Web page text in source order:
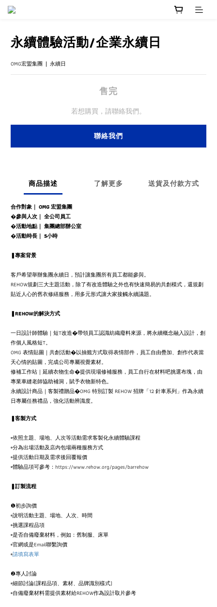
永續體驗活動/企業永續日
OMG宏盟集團 ❘ 永續日
售完
若想購買，請聯絡我們。
聯絡我們
商品描述 了解更多 送貨及付款方式
合作對象｜ OMG 宏盟集團
�參與人次｜ 全公司員工
�活動地點｜ 集團總部辦公室
�活動時長｜ 5小時
❚專案背景
客戶希望舉辦集團永續日，預計讓集團所有員工都能參與。
REHOW規劃三大主題活動，除了有改造體驗之外也有快速簡易的共創模式，還規劃
貼近人心的舊衣修繕服務，用多元形式讓大家接觸永續議題。
❚REHOW的解決方式
一日設計師體驗｜短T改造�帶領員工認識紡織廢料來源，將永續概念融入設計，創
作個人風格短T。
OMG 表情貼圖｜共創活動�以抽籤方式取得表情部件，員工自由疊加、創作代表當
天心情的貼圖，完成公司專屬視覺素材。
修補工作站｜延續衣物生命�提供現場修補服務，員工自行在材料吧挑選布塊，由
專業車縫老師協助補洞，賦予衣物新特色。
永續設計商品｜客製禮贈品�OMG 特別訂製 REHOW 招牌「12 針車系列」作為永續
日專屬任務禮品，強化活動辨識度。
❚客製方式
▫依照主題、場地、人次等活動需求客製化永續體驗課程
▫分為出場活動及店內包場兩種服務方式
▫提供活動日期及需求後回覆報價
▫體驗品項可參考： https://www.rehow.org/pages/barrehow
❚訂製流程
❶初步詢價
▫說明活動主題、場地、人次、時間
▫挑選課程品項
▫是否自備廢棄材料，例如：舊制服、床單
▫官網或是Email聯繫詢價
▫請填寫表單
❷專人討論
▫細節討論(課程品項、素材、品牌識別樣式)
▫自備廢棄材料需提供素材給REHOW作為設計取片參考